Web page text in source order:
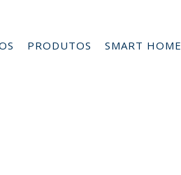
PRODUTOS SMART HOME